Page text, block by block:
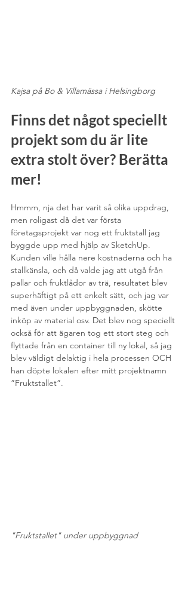
Kajsa på Bo & Villamässa i Helsingborg
Finns det något speciellt
projekt som du är lite
extra stolt över? Berätta
mer!
Hmmm, nja det har varit så olika uppdrag,
men roligast då det var första
företagsprojekt var nog ett fruktstall jag
byggde upp med hjälp av SketchUp.
Kunden ville hålla nere kostnaderna och ha
stallkänsla, och då valde jag att utgå från
pallar och fruktlådor av trä, resultatet blev
superhäftigt på ett enkelt sätt, och jag var
med även under uppbyggnaden, skötte
inköp av material osv. Det blev nog speciellt
också för att ägaren tog ett stort steg och
flyttade från en container till ny lokal, så jag
blev väldigt delaktig i hela processen OCH
han döpte lokalen efter mitt projektnamn
”Fruktstallet”.
"Fruktstallet" under uppbyggnad